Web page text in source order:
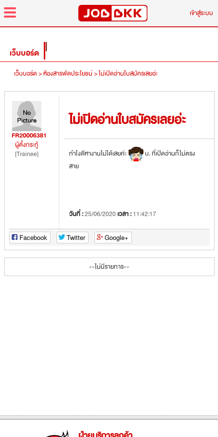
menu
เข้าสู่ระบบ
เว็บบอร์ด
เว็บบอร์ด >ห้องสารพัดประโยชน์ >ไม่เปิดอ่านใบสมัครเลยอ่ะ
FR20006381
ผู้ตั้งกระทู้
[Trainee]
ไม่เปิดอ่านใบสมัครเลยอ่ะ
ทำไงดีหางานไม่ได้เลยค่ะ
บ. ที่เปิดอ่านก็ไม่ตรง
สาย
วันที่ :25/06/2020เวลา :11:42:17
Facebook Twitter Google+
--ไม่มีรายการ--